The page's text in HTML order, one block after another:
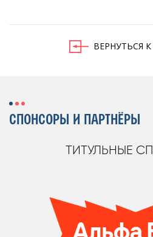
ВЕРНУТЬСЯ
СПОНСОРЫ И ПАРТНЁРЫ
ТИТУЛЬНЫЕ